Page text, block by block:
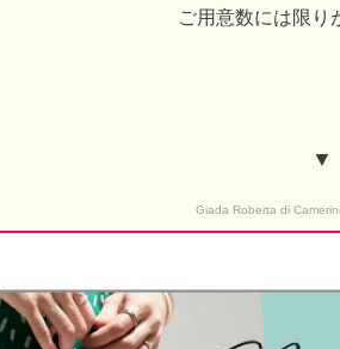
ご用意数には限り
▼
Giada Roberta di